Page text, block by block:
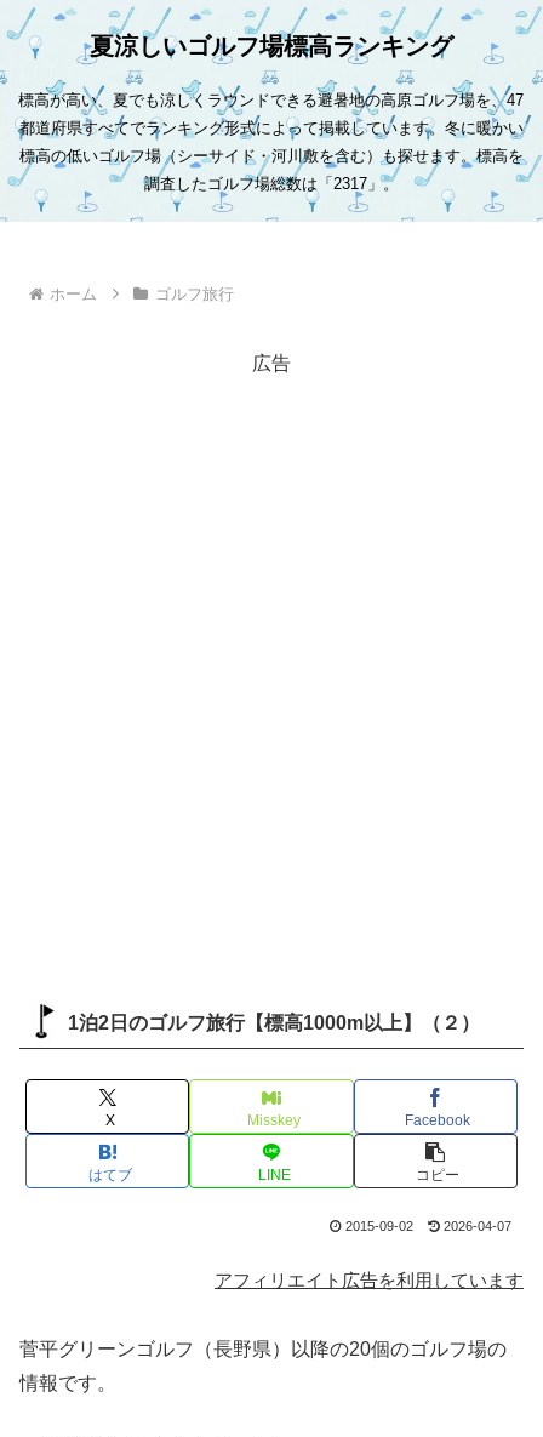
夏涼しいゴルフ場標高ランキング
標高が高い、夏でも涼しくラウンドできる避暑地の高原ゴルフ場を、47
都道府県すべてでランキング形式によって掲載しています。冬に暖かい
標高の低いゴルフ場（シーサイド・河川敷を含む）も探せます。標高を
調査したゴルフ場総数は「2317」。
ホーム ゴルフ旅行
広告
1泊2日のゴルフ旅行【標高1000m以上】（２）
X Misskey Facebook
はてブ LINE コピー
2015-09-02 2026-04-07
アフィリエイト広告を利用しています
菅平グリーンゴルフ（長野県）以降の20個のゴルフ場の
情報です。